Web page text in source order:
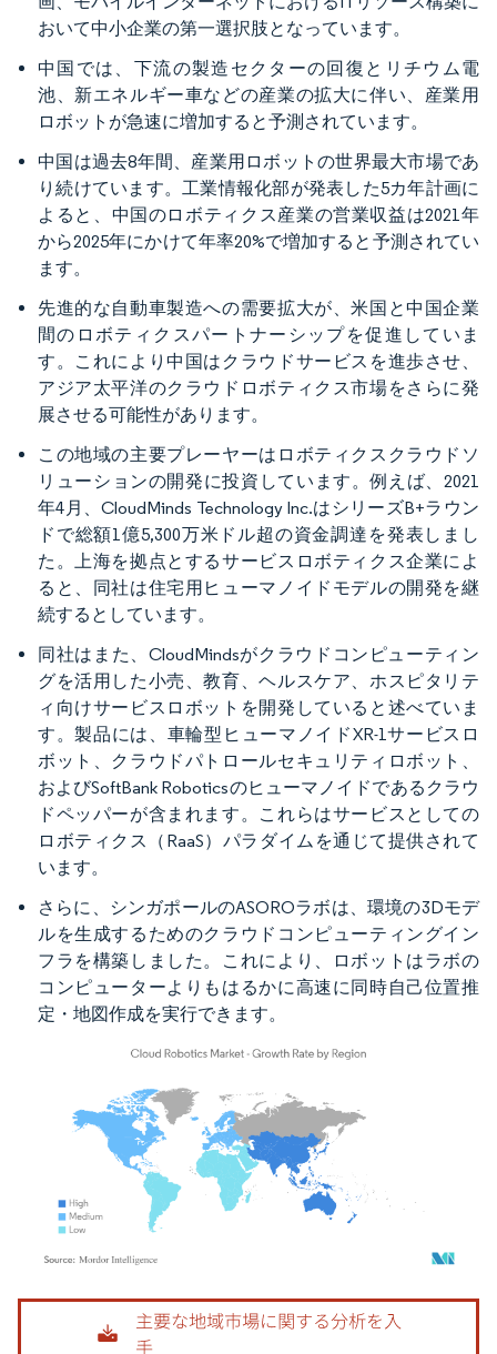
おいて中小企業の第一選択肢となっています。
中国では、下流の製造セクターの回復とリチウム電
池、新エネルギー車などの産業の拡大に伴い、産業用
ロボットが急速に増加すると予測されています。
中国は過去8年間、産業用ロボットの世界最大市場であ
り続けています。工業情報化部が発表した5カ年計画に
よると、中国のロボティクス産業の営業収益は2021年
から2025年にかけて年率20%で増加すると予測されてい
ます。
先進的な自動車製造への需要拡大が、米国と中国企業
間のロボティクスパートナーシップを促進していま
す。これにより中国はクラウドサービスを進歩させ、
アジア太平洋のクラウドロボティクス市場をさらに発
展させる可能性があります。
この地域の主要プレーヤーはロボティクスクラウドソ
リューションの開発に投資しています。例えば、2021
年4月、CloudMinds Technology Inc.はシリーズB+ラウン
ドで総額1億5,300万米ドル超の資金調達を発表しまし
た。上海を拠点とするサービスロボティクス企業によ
ると、同社は住宅用ヒューマノイドモデルの開発を継
続するとしています。
同社はまた、CloudMindsがクラウドコンピューティン
グを活用した小売、教育、ヘルスケア、ホスピタリテ
ィ向けサービスロボットを開発していると述べていま
す。製品には、車輪型ヒューマノイドXR-1サービスロ
ボット、クラウドパトロールセキュリティロボット、
およびSoftBank Roboticsのヒューマノイドであるクラウ
ドペッパーが含まれます。これらはサービスとしての
ロボティクス（RaaS）パラダイムを通じて提供されて
います。
さらに、シンガポールのASOROラボは、環境の3Dモデ
ルを生成するためのクラウドコンピューティングイン
フラを構築しました。これにより、ロボットはラボの
コンピューターよりもはるかに高速に同時自己位置推
定・地図作成を実行できます。
画像 © Mordor Intelligence。再利用にはCC BY 4.0の表示が必要です。